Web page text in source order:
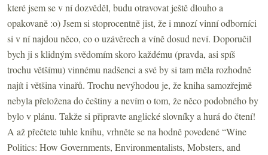
které jsem se v ní dozvěděl, budu otravovat ještě dlouho a
opakovaně :o) Jsem si stoprocentně jist, že i mnozí vinní odborníci
si v ní najdou něco, co o uzávěrech a víně dosud neví. Doporučil
bych ji s klidným svědomím skoro každému (pravda, asi spíš
trochu většímu) vinnému nadšenci a své by si tam měla rozhodně
najít i většina vinařů. Trochu nevýhodou je, že kniha samozřejmě
nebyla přeložena do češtiny a nevím o tom, že něco podobného by
bylo v plánu. Takže si připravte anglické slovníky a hurá do čtení!
A až přečtete tuhle knihu, vrhněte se na hodně povedené “Wine
Politics: How Governments, Environmentalists, Mobsters, and